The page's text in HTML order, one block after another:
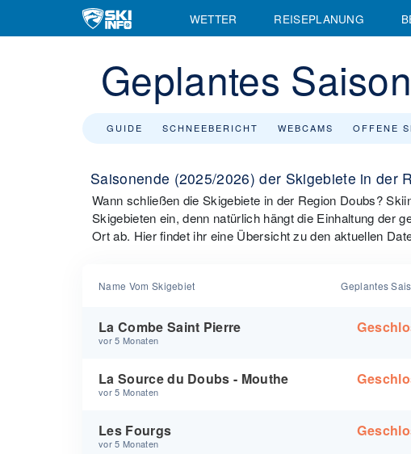
WETTER REISEPLANUNG
Geplantes
GUIDE SCHNEEBERICHT WEBCAMS OFFENE
Saisonende (2025/2026) der Skigebiete in der
Wann schließen die Skigebiete in der Region Doubs?
Skigebieten ein, denn natürlich hängt die Einhaltung der
Ort ab. Hier findet ihr eine Übersicht zu den aktuellen
Name Vom Skigebiet Geplantes
La Combe Saint Pierre
vor 5 Monaten
La Source du Doubs - Mouthe
vor 5 Monaten
Les Fourgs
vor 5 Monaten